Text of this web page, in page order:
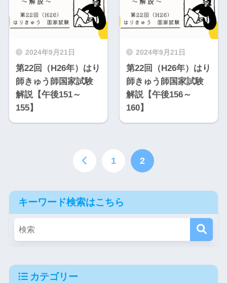
2024年9月21日
第22回（H26年）はり
師きゅう師国家試験
解説【午後151～
155】
2024年9月21日
第22回（H26年）はり
師きゅう師国家試験
解説【午後156～
160】
1 2
キーワード検索はこちら
カテゴリー